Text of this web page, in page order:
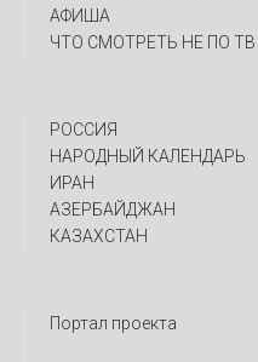
АФИША
ЧТО СМОТРЕТЬ НЕ ПО ТВ
РОССИЯ
НАРОДНЫЙ КАЛЕНДАРЬ
ИРАН
АЗЕРБАЙДЖАН
КАЗАХСТАН
Портал проекта